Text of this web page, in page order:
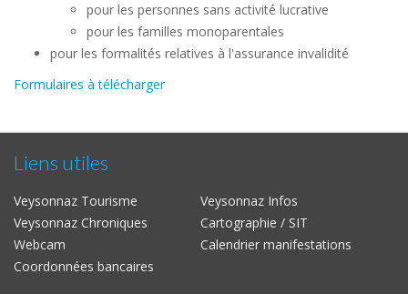
pour les personnes sans activité lucrative
pour les familles monoparentales
pour les formalités relatives à l'assurance invalidité
Formulaires à télécharger
Liens utiles
Veysonnaz Tourisme
Veysonnaz Infos
Veysonnaz Chroniques
Cartographie / SIT
Webcam
Calendrier manifestations
Coordonnées bancaires